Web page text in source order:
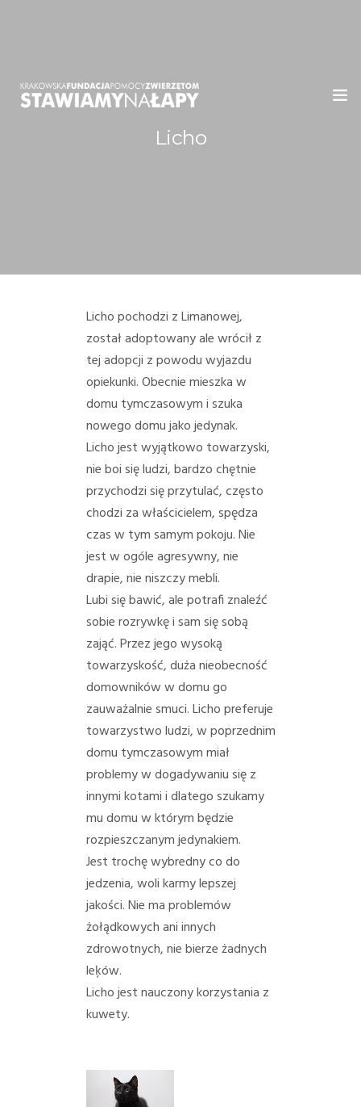
PRZYJACIELE
PORADY/PRAWO
Licho
Licho pochodzi z Limanowej,
został adoptowany ale wrócił z
tej adopcji z powodu wyjazdu
opiekunki. Obecnie mieszka w
domu tymczasowym i szuka
nowego domu jako jedynak.
Licho jest wyjątkowo towarzyski,
nie boi się ludzi, bardzo chętnie
przychodzi się przytulać, często
chodzi za właścicielem, spędza
czas w tym samym pokoju. Nie
jest w ogóle agresywny, nie
drapie, nie niszczy mebli.
Lubi się bawić, ale potrafi znaleźć
sobie rozrywkę i sam się sobą
zająć. Przez jego wysoką
towarzyskość, duża nieobecność
domowników w domu go
zauważalnie smuci. Licho preferuje
towarzystwo ludzi, w poprzednim
domu tymczasowym miał
problemy w dogadywaniu się z
innymi kotami i dlatego szukamy
mu domu w którym będzie
rozpieszczanym jedynakiem.
Jest trochę wybredny co do
jedzenia, woli karmy lepszej
jakości. Nie ma problemów
żołądkowych ani innych
zdrowotnych, nie bierze żadnych
leķów.
Licho jest nauczony korzystania z
kuwety.